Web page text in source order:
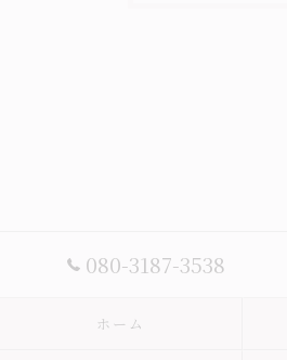
080-3187-3538
ホーム